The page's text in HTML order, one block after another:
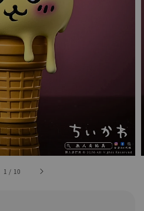
1 / 10